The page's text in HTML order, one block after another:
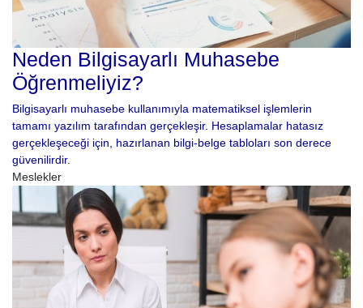
Neden Bilgisayarlı Muhasebe
Öğrenmeliyiz?
Bilgisayarlı muhasebe kullanımıyla matematiksel işlemlerin
tamamı yazılım tarafından gerçekleşir. Hesaplamalar hatasız
gerçekleşeceği için, hazırlanan bilgi-belge tabloları son derece
güvenilirdir.
Meslekler